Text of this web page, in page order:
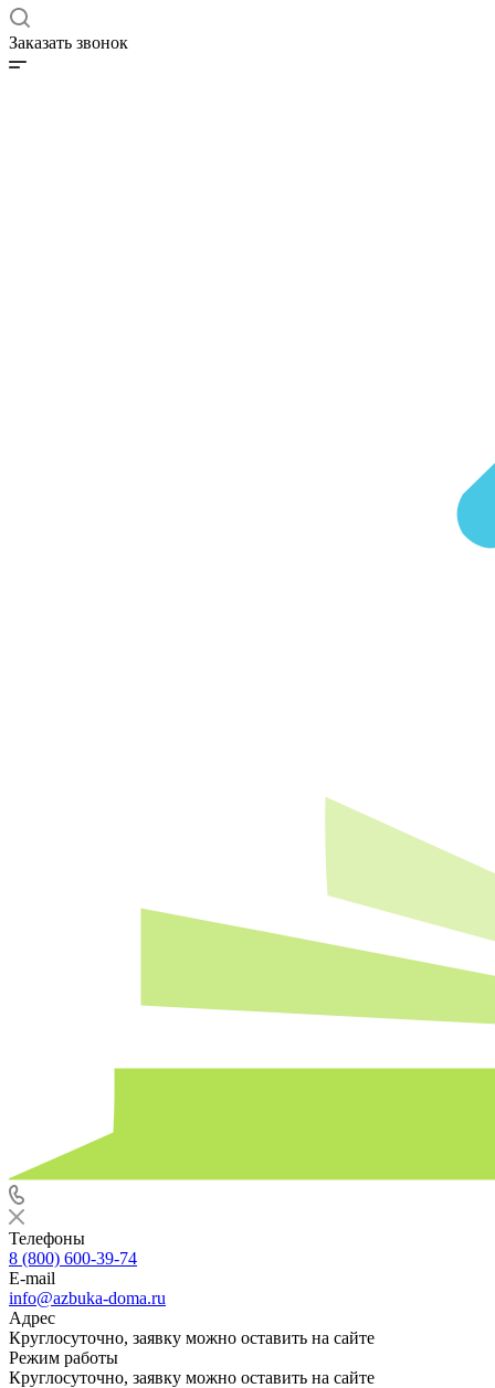
Заказать звонок
Телефоны
8 (800) 600-39-74
E-mail
info@azbuka-doma.ru
Адрес
Круглосуточно, заявку можно оставить на сайте
Режим работы
Круглосуточно, заявку можно оставить на сайте